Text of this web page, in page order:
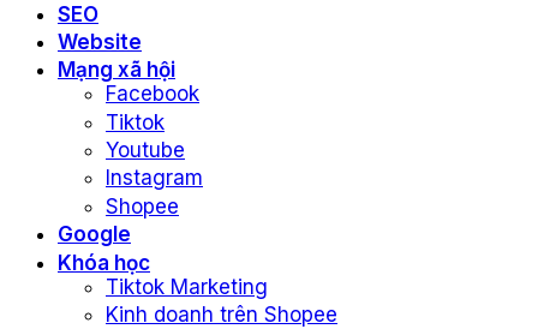
SEO
Website
Mạng xã hội
Facebook
Tiktok
Youtube
Instagram
Shopee
Google
Khóa học
Tiktok Marketing
Kinh doanh trên Shopee